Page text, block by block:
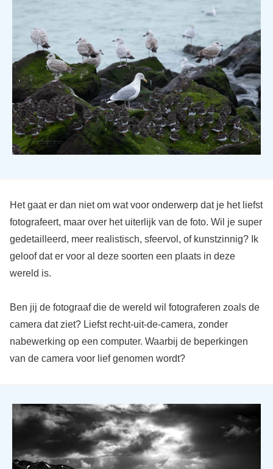
Het gaat er dan niet om wat voor onderwerp dat je het liefst
fotografeert, maar over het uiterlijk van de foto. Wil je super
gedetailleerd, meer realistisch, sfeervol, of kunstzinnig? Ik
geloof dat er voor al deze soorten een plaats in deze
wereld is.
Ben jij de fotograaf die de wereld wil fotograferen zoals de
camera dat ziet? Liefst recht-uit-de-camera, zonder
nabewerking op een computer. Waarbij de beperkingen
van de camera voor lief genomen wordt?